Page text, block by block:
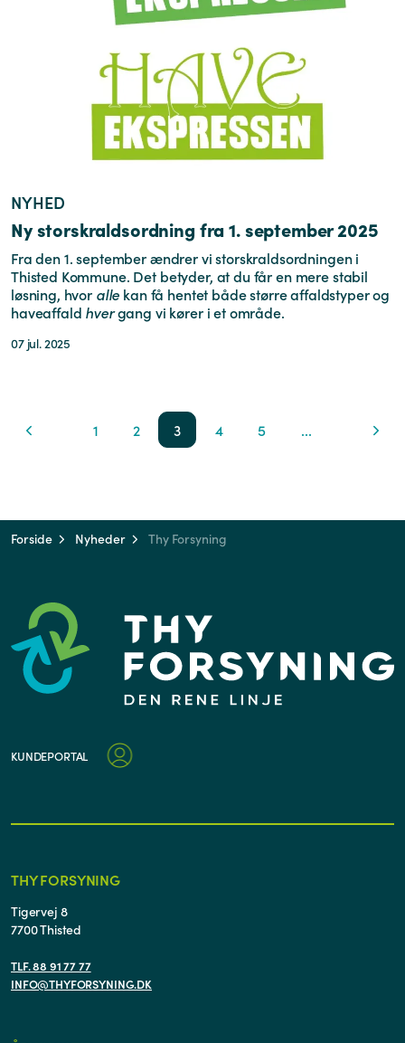
NYHED
Ny storskraldsordning fra 1. september 2025
Fra den 1. september ændrer vi storskraldsordningen i
Thisted Kommune. Det betyder, at du får en mere stabil
løsning, hvor alle kan få hentet både større affaldstyper og
haveaffald hvergang vi kører i et område.
07 jul. 2025
1 2 3 4 5 ...
Forside Nyheder Thy Forsyning
KUNDEPORTAL
THY FORSYNING
Tigervej 8
7700 Thisted
TLF. 88 91 77 77
INFO@THYFORSYNING.DK